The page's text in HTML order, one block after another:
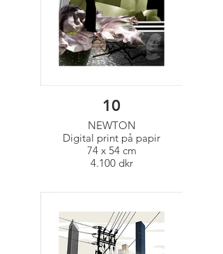
10
NEWTON
Digital print på papir
74 x 54 cm
4.100 dkr